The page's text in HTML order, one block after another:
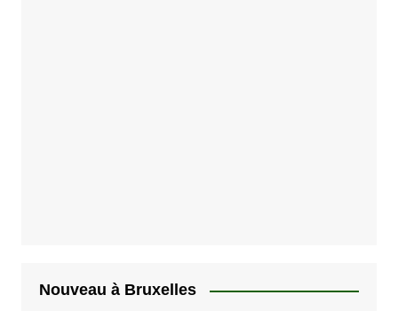
Nouveau à Bruxelles